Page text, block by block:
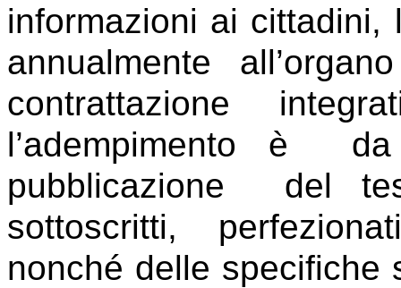
informazioni ai cittadini,
annualmente
contrattazione
l’adempimento è
pubblicazione del
sottoscritti,
nonché delle specifiche